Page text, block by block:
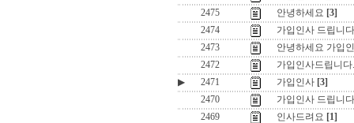
2475
안녕하세요 [3]
2474
가입인사 드립니다
2473
안녕하세요 가입
2472
가입인사드립니다.
▶
2471 가입인사 [3]
2470
가입인사 드립니
2469
인사드려요 [1]